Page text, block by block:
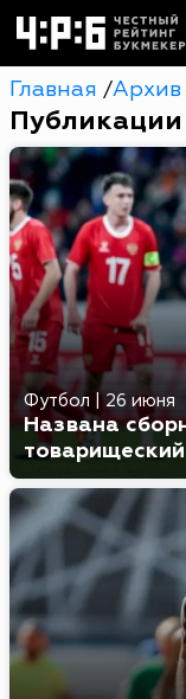
Главная /Архив
Футбол 26 июня
Названа